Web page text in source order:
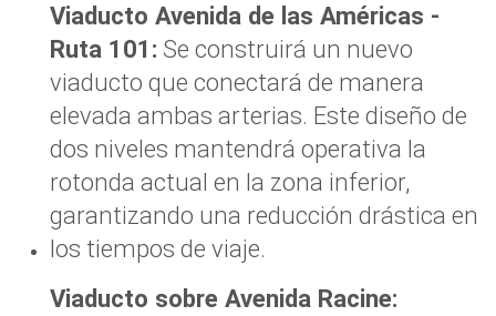
Viaducto Avenida de las Américas -
Ruta 101: Se construirá un nuevo
viaducto que conectará de manera
elevada ambas arterias. Este diseño de
dos niveles mantendrá operativa la
rotonda actual en la zona inferior,
garantizando una reducción drástica en
los tiempos de viaje.
Viaducto sobre Avenida Racine: